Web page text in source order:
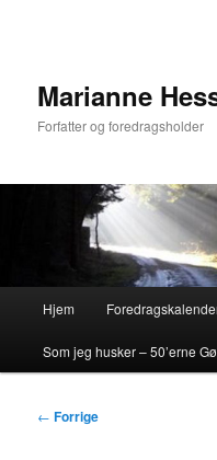
Marianne
Forfatter og foredragsholder
Hjem
Som jeg husker – 50’erne
Indlægsnavigation
← Forrige